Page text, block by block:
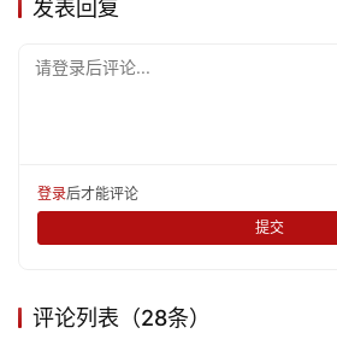
发表回复
请登录后评论...
登录后才能评论
提交
评论列表（28条）